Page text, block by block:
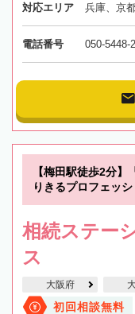
対応エリア 兵庫、京
電話番号 050-5448-
【梅田駅徒歩2分
りきるプロフェッ
相続ステー
ス
大阪府
初回相談無料